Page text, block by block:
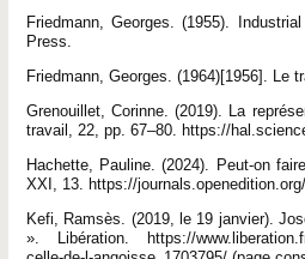
Friedmann, Georges. (1955).
Press.
Friedmann, Georges. (1964)[1956]. Le
Grenouillet, Corinne. (2019). La
travail, 22, pp. 67–80. https://
Hachette, Pauline. (2024). Peut-on
XXI, 13. https://
Kefi, Ramsès. (2019, le 19 janvier).
». Libération. https://www.liberation.fr/